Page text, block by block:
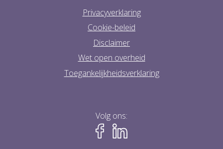
Privacyverklaring
Cookie-beleid
Disclaimer
Wet open overheid
Toegankelijkheidsverklaring
Volg ons: